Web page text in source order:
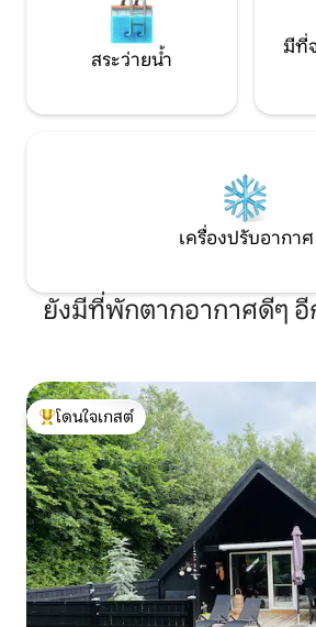
สระว่ายน้ำ
มีที่
เครื่องปรับอากาศ
ยังมีที่พักตากอากาศดีๆ อี
โดนใจเกสต์ที่สุด
โดนใจเกสต์